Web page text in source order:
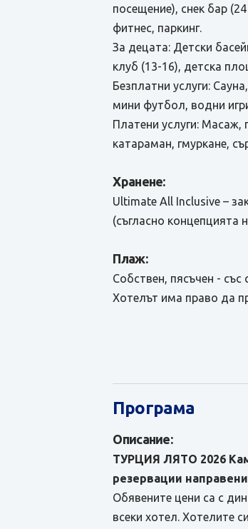
посещение), снек бар
фитнес, паркинг.
За децата: Детски
клуб (13-16), детска
Безплатни услуги:
мини футбол, водни
Платени услуги: Масаж,
катараман, гмуркане,
Хранене:
Ultimate All Inclusive –
(съгласно концепцията
Плаж:
Собствен, пясъчен -
Хотелът има право да
Програма
Описание:
ТУРЦИЯ ЛЯТО 2026
резервации
Обявените цени са с
всеки хотел. Хотелите